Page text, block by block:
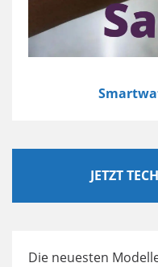
JETZT
Die neuesten